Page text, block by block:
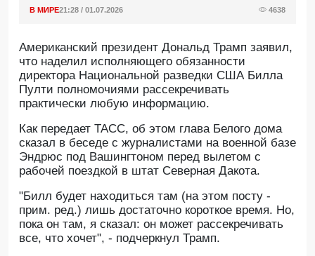
В МИРЕ21:28 / 01.07.2026 4638
Американский президент Дональд Трамп заявил,
что наделил исполняющего обязанности
директора Национальной разведки США Билла
Пулти полномочиями рассекречивать
практически любую информацию.
Как передает ТАСС, об этом глава Белого дома
сказал в беседе с журналистами на военной базе
Эндрюс под Вашингтоном перед вылетом с
рабочей поездкой в штат Северная Дакота.
"Билл будет находиться там (на этом посту -
прим. ред.) лишь достаточно короткое время. Но,
пока он там, я сказал: он может рассекречивать
все, что хочет", - подчеркнул Трамп.